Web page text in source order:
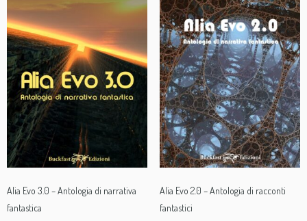
Alia Evo 3.0 – Antologia di narrativa
fantastica
Alia Evo 2.0 – Antologia di racconti
fantastici